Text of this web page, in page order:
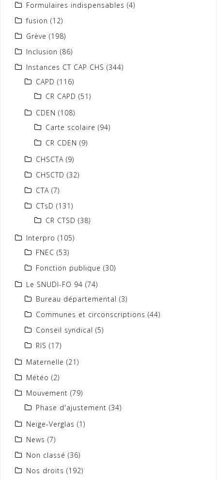
Formulaires indispensables (4)
fusion (12)
Grève (198)
Inclusion (86)
Instances CT CAP CHS (344)
CAPD (116)
CR CAPD (51)
CDEN (108)
Carte scolaire (94)
CR CDEN (9)
CHSCTA (9)
CHSCTD (32)
CTA (7)
CTsD (131)
CR CTSD (38)
Interpro (105)
FNEC (53)
Fonction publique (30)
Le SNUDI-FO 94 (74)
Bureau départemental (3)
Communes et circonscriptions (44)
Conseil syndical (5)
RIS (17)
Maternelle (21)
Météo (2)
Mouvement (79)
Phase d'ajustement (34)
Neige-Verglas (1)
News (7)
Non classé (36)
Nos droits (192)